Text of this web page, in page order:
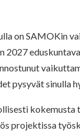
on SAMOKin
pysyvät sinulla
projektissa